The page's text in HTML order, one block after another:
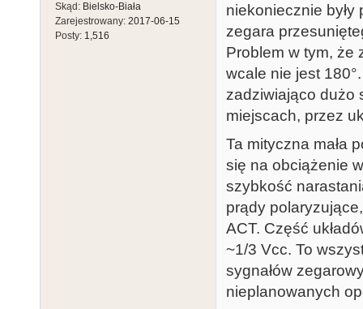
Skąd: Bielsko-Biała
Zarejestrowany: 2017-06-15
Posty: 1,516
niekoniecznie
zegara
Problem w tym, że
wcale nie jest
zadziwiająco dużo
miejscach, przez
Ta mityczna mała
się na obciążenie
szybkość
prądy
ACT. Część
~1/3 Vcc. To
sygnałów
nieplanowanych